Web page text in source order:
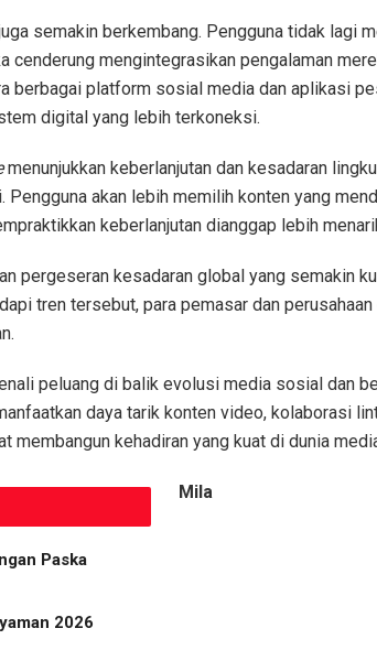
semakin berkembang. Pengguna tidak lagi
cenderung mengintegrasikan pengalaman
berbagai platform sosial media dan aplikasi
digital yang lebih terkoneksi.
menunjukkan keberlanjutan dan kesadaran
akan lebih memilih konten yang
keberlanjutan dianggap lebih
pergeseran kesadaran global yang semakin
tren tersebut, para pemasar dan
peluang di balik evolusi media sosial dan
daya tarik konten video, kolaborasi
membangun kehadiran yang kuat di dunia
Paska
2026
Mila